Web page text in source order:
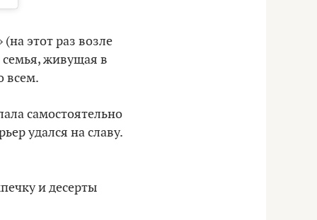
этот раз возле
семья, живущая в
всем.
самостоятельно
удался на славу.
и десерты